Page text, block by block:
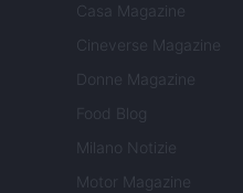
Casa Magazine
Cineverse Magazine
Donne Magazine
Food Blog
Milano Notizie
Motor Magazine